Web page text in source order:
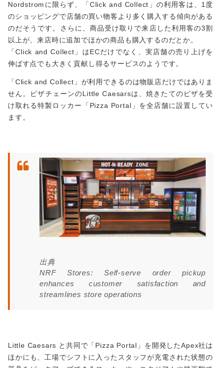
Nordstromに限らず、「Click and Collect」の利用客は、1度
のショッピングで店舗の買い物客より多く購入する傾向がある
のだそうです。さらに、商品受け取りで来店した利用客の3割
以上が、来店時に追加でほかの商品も購入するのだとか。
「Click and Collect」はECだけでなく、実店舗の売り上げを
伸ばす点でも大きく貢献し得るサービスのようです。
「Click and Collect」が利用できるのは物販店だけではありま
せん。ピザチェーンのLittle Caesarsは、焼きたてのピザを受
け取れる特製ロッカー「Pizza Portal」を全店舗に設置してい
ます。
出典
NRF Stores: Self-serve order pickup
enhances customer satisfaction and
streamlines store operations
Little Caesars と共同で「Pizza Portal」を開発したApex社は
ほかにも、工場でシフトに入ったスタッフが充電された状態の